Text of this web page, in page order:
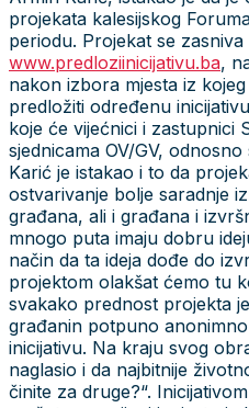
projekata kalesijskog
periodu. Projekat se
www.predloziinicijativu.ba,
nakon izbora mjesta iz
predložiti određenu
koje će vijećnici i zastupnici
sjednicama OV/GV,
Karić je istakao i to da
ostvarivanje bolje saradnje
građana, ali i građana i
mnogo puta imaju dobru
način da ta ideja dođe do
projektom olakšat ćemo tu
svakako prednost projekta
građanin potpuno
inicijativu. Na kraju svog
naglasio i da najbitnije
činite za druge?“.